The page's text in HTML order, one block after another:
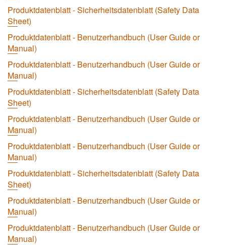
Produktdatenblatt - Sicherheitsdatenblatt (Safety Data
Sheet)
Produktdatenblatt - Benutzerhandbuch (User Guide or
Manual)
Produktdatenblatt - Benutzerhandbuch (User Guide or
Manual)
Produktdatenblatt - Sicherheitsdatenblatt (Safety Data
Sheet)
Produktdatenblatt - Benutzerhandbuch (User Guide or
Manual)
Produktdatenblatt - Benutzerhandbuch (User Guide or
Manual)
Produktdatenblatt - Sicherheitsdatenblatt (Safety Data
Sheet)
Produktdatenblatt - Benutzerhandbuch (User Guide or
Manual)
Produktdatenblatt - Benutzerhandbuch (User Guide or
Manual)